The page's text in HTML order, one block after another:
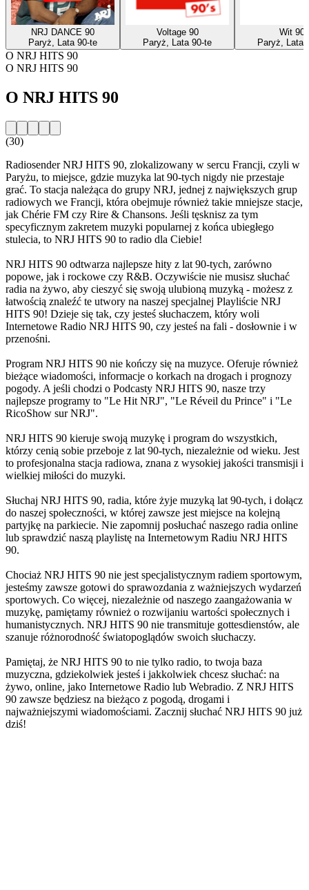
NRJ DANCE 90
Paryż, Lata 90-te
Voltage 90
Paryż, Lata 90-te
Wit 90
Paryż, Lata
O NRJ HITS 90
O NRJ HITS 90
O NRJ HITS 90
(30)
Radiosender NRJ HITS 90, zlokalizowany w sercu Francji, czyli w
Paryżu, to miejsce, gdzie muzyka lat 90-tych nigdy nie przestaje
grać. To stacja należąca do grupy NRJ, jednej z największych grup
radiowych we Francji, która obejmuje również takie mniejsze stacje,
jak Chérie FM czy Rire & Chansons. Jeśli tęsknisz za tym
specyficznym zakretem muzyki popularnej z końca ubiegłego
stulecia, to NRJ HITS 90 to radio dla Ciebie!
NRJ HITS 90 odtwarza najlepsze hity z lat 90-tych, zarówno
popowe, jak i rockowe czy R&B. Oczywiście nie musisz słuchać
radia na żywo, aby cieszyć się swoją ulubioną muzyką - możesz z
łatwością znaleźć te utwory na naszej specjalnej Playliście NRJ
HITS 90! Dzieje się tak, czy jesteś słuchaczem, który woli
Internetowe Radio NRJ HITS 90, czy jesteś na fali - dosłownie i w
przenośni.
Program NRJ HITS 90 nie kończy się na muzyce. Oferuje również
bieżące wiadomości, informacje o korkach na drogach i prognozy
pogody. A jeśli chodzi o Podcasty NRJ HITS 90, nasze trzy
najlepsze programy to "Le Hit NRJ", "Le Réveil du Prince" i "Le
RicoShow sur NRJ".
NRJ HITS 90 kieruje swoją muzykę i program do wszystkich,
którzy cenią sobie przeboje z lat 90-tych, niezależnie od wieku. Jest
to profesjonalna stacja radiowa, znana z wysokiej jakości transmisji i
wielkiej miłości do muzyki.
Słuchaj NRJ HITS 90, radia, które żyje muzyką lat 90-tych, i dołącz
do naszej społeczności, w której zawsze jest miejsce na kolejną
partyjkę na parkiecie. Nie zapomnij posłuchać naszego radia online
lub sprawdzić naszą playlistę na Internetowym Radiu NRJ HITS
90.
Chociaż NRJ HITS 90 nie jest specjalistycznym radiem sportowym,
jesteśmy zawsze gotowi do sprawozdania z ważniejszych wydarzeń
sportowych. Co więcej, niezależnie od naszego zaangażowania w
muzykę, pamiętamy również o rozwijaniu wartości społecznych i
humanistycznych. NRJ HITS 90 nie transmituje gottesdienstów, ale
szanuje różnorodność światopoglądów swoich słuchaczy.
Pamiętaj, że NRJ HITS 90 to nie tylko radio, to twoja baza
muzyczna, gdziekolwiek jesteś i jakkolwiek chcesz słuchać: na
żywo, online, jako Internetowe Radio lub Webradio. Z NRJ HITS
90 zawsze będziesz na bieżąco z pogodą, drogami i
najważniejszymi wiadomościami. Zacznij słuchać NRJ HITS 90 już
dziś!